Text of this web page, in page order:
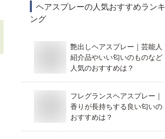
ヘアスプレーの人気おすすめランキ
ング
艶出しヘアスプレー｜芸能人
紹介品やいい匂いのものなど
人気のおすすめは？
フレグランスヘアスプレー｜
香りが長持ちする良い匂いの
おすすめは？